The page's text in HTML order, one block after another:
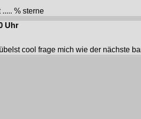
% sterne
Uhr
cool frage mich wie der nächste